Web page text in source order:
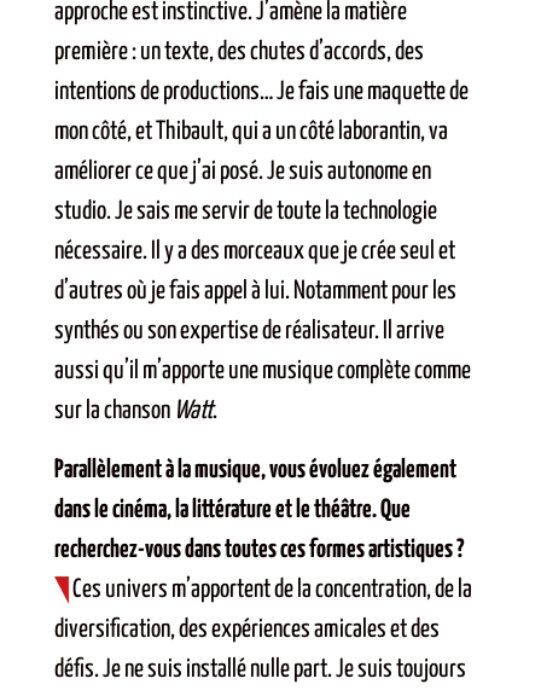
approche est instinctive. J’amène la matière
première : un texte, des chutes d’accords, des
intentions de productions… Je fais une maquette de
mon côté, et Thibault, qui a un côté laborantin, va
améliorer ce que j’ai posé. Je suis autonome en
studio. Je sais me servir de toute la technologie
nécessaire. Il y a des morceaux que je crée seul et
d’autres où je fais appel à lui. Notamment pour les
synthés ou son expertise de réalisateur. Il arrive
aussi qu’il m’apporte une musique complète comme
sur la chanson Watt.
Parallèlement à la musique, vous évoluez également
dans le cinéma, la littérature et le théâtre. Que
recherchez-vous dans toutes ces formes artistiques ?
Ces univers m’apportent de la concentration, de la
diversification, des expériences amicales et des
défis. Je ne suis installé nulle part. Je suis toujours